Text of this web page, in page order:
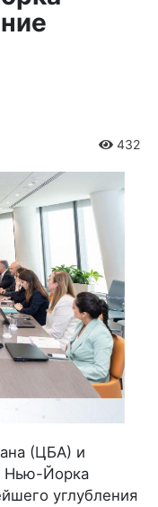
432
(ЦБА) и
Нью-Йорка
углубления